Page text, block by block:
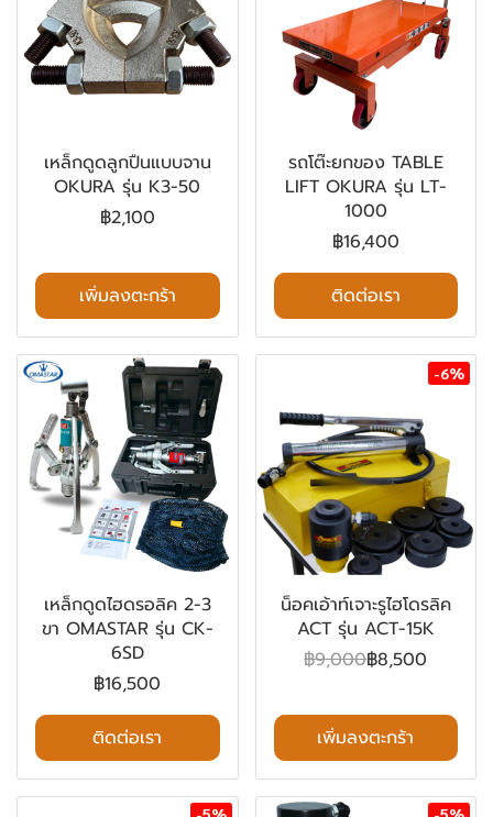
เหล็กดูดลูกปืนแบบจาน
OKURA รุ่น K3-50
฿2,100
เพิ่มลงตะกร้า
รถโต๊ะยกของ TABLE
LIFT OKURA รุ่น LT-
1000
฿16,400
ติดต่อเรา
เหล็กดูดไฮดรอลิค 2-3
ขา OMASTAR รุ่น CK-
6SD
฿16,500
ติดต่อเรา
-6%
น็อคเอ้าท์เจาะรูไฮโดรลิค
ACT รุ่น ACT-15K
฿9,000฿8,500
เพิ่มลงตะกร้า